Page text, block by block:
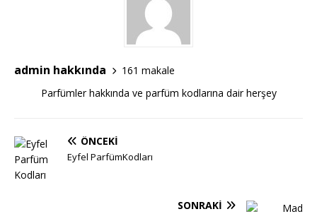
admin hakkında
161 makale
Parfümler hakkında ve parfüm kodlarına dair herşey
ÖNCEKI
Eyfel ParfümKodları
SONRAKI